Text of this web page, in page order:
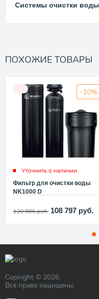
Системы очистки воды
ПОХОЖИЕ ТОВАРЫ
-10%
Уточнить о наличии
Фильтр для очистки воды
NK1000 D
120 886руб. 108 797 руб.
Copiright © 2026.
Все права защищены.